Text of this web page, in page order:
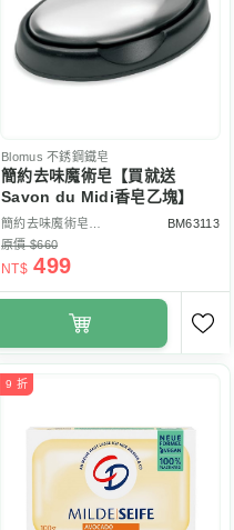
Blomus不銹鋼鐵皂
簡約去味魔術皂【買就送
Savon du Midi香皂乙塊】
BM63113
原價 $660
NT$ 499
9 折